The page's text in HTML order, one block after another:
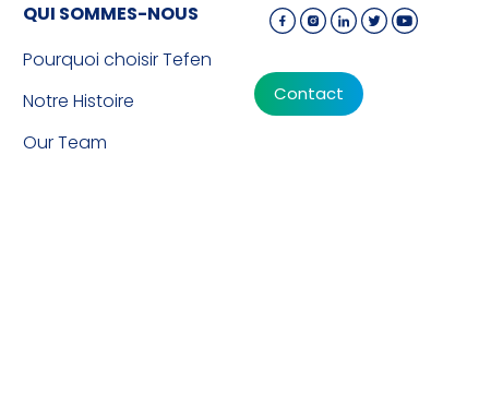
QUI SOMMES-NOUS
Pourquoi choisir Tefen
Notre Histoire
Our Team
Contact